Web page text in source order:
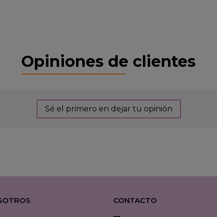
Opiniones de clientes
Sé el primero en dejar tu opinión
CONTACTO